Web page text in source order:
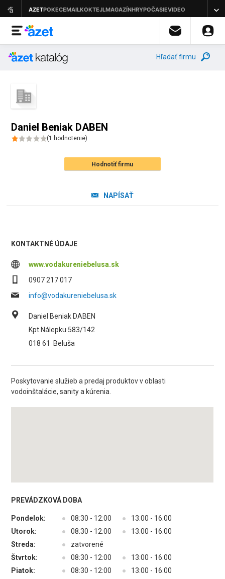
Hľadať firmu
Daniel Beniak DABEN
(1 hodnotenie)
Hodnotiť firmu
NAPÍSAŤ
KONTAKTNÉ ÚDAJE
www.vodakureniebelusa.sk
0907 217 017
info@vodakureniebelusa.sk
Daniel Beniak DABEN
Kpt.Nálepku 583/142
018 61
Beluša
Poskytovanie služieb a predaj produktov v oblasti
vodoinštalácie, sanity a kúrenia.
PREVÁDZKOVÁ DOBA
Pondelok: ● 08:30 - 12:00 ●
13:00 - 16:00
Utorok:
● 08:30 - 12:00 ●
13:00 - 16:00
Streda:
●
zatvorené
Štvrtok:
● 08:30 - 12:00 ●
13:00 - 16:00
Piatok:
● 08:30 - 12:00 ●
13:00 - 16:00